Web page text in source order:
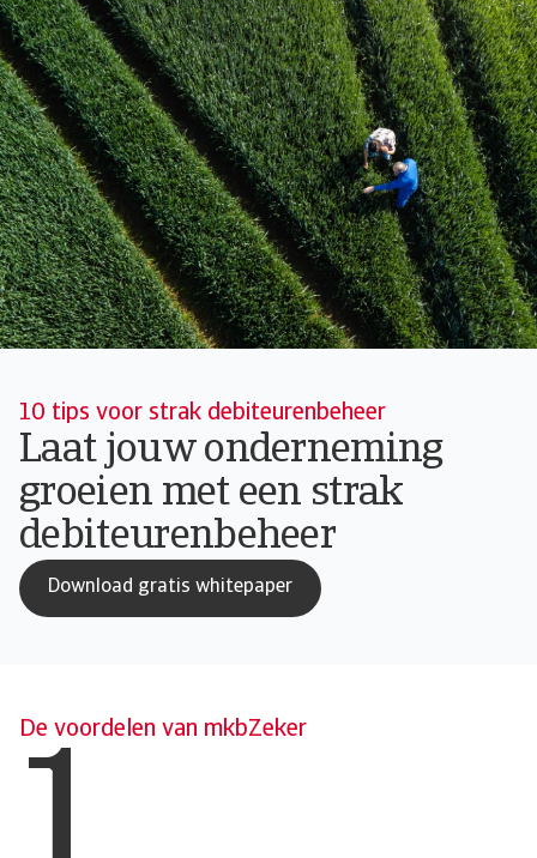
10 tips voor strak debiteurenbeheer
Laat jouw onderneming
groeien met een strak
debiteurenbeheer
Download gratis whitepaper
De voordelen van mkbZeker
1